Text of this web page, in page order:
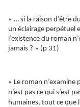
« … si la raison d’être
un éclairage perpétuel
l’existence du roman
jamais ? » (p 31)
« Le roman n’examine
n’est pas ce qui s’est
humaines, tout ce que